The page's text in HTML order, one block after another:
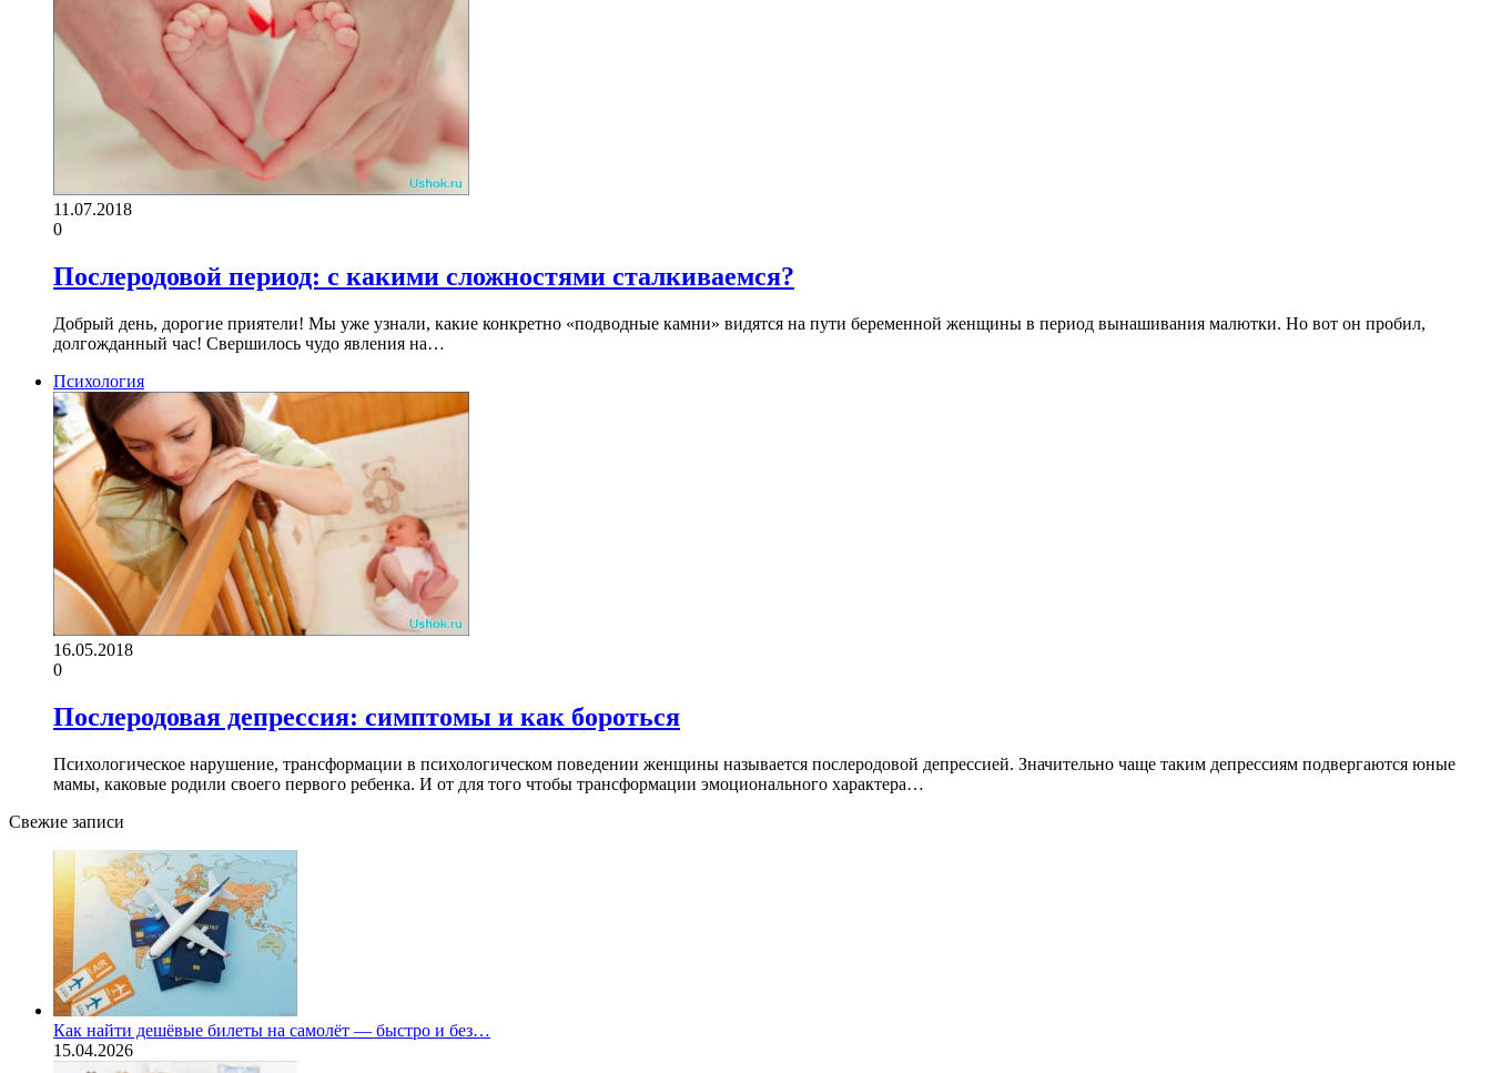
11.07.2018
0
Послеродовой период: с какими сложностями сталкиваемся?
Добрый день, дорогие приятели! Мы уже узнали, какие конкретно «подводные камни» видятся на пути беременной женщины в период вынашивания малютки. Но вот он пробил,
долгожданный час! Свершилось чудо явления на…
Психология
16.05.2018
0
Послеродовая депрессия: симптомы и как бороться
Психологическое нарушение, трансформации в психологическом поведении женщины называется послеродовой депрессией. Значительно чаще таким депрессиям подвергаются юные
мамы, каковые родили своего первого ребенка. И от для того чтобы трансформации эмоционального характера…
Свежие записи
Как найти дешёвые билеты на самолёт — быстро и без…
15.04.2026